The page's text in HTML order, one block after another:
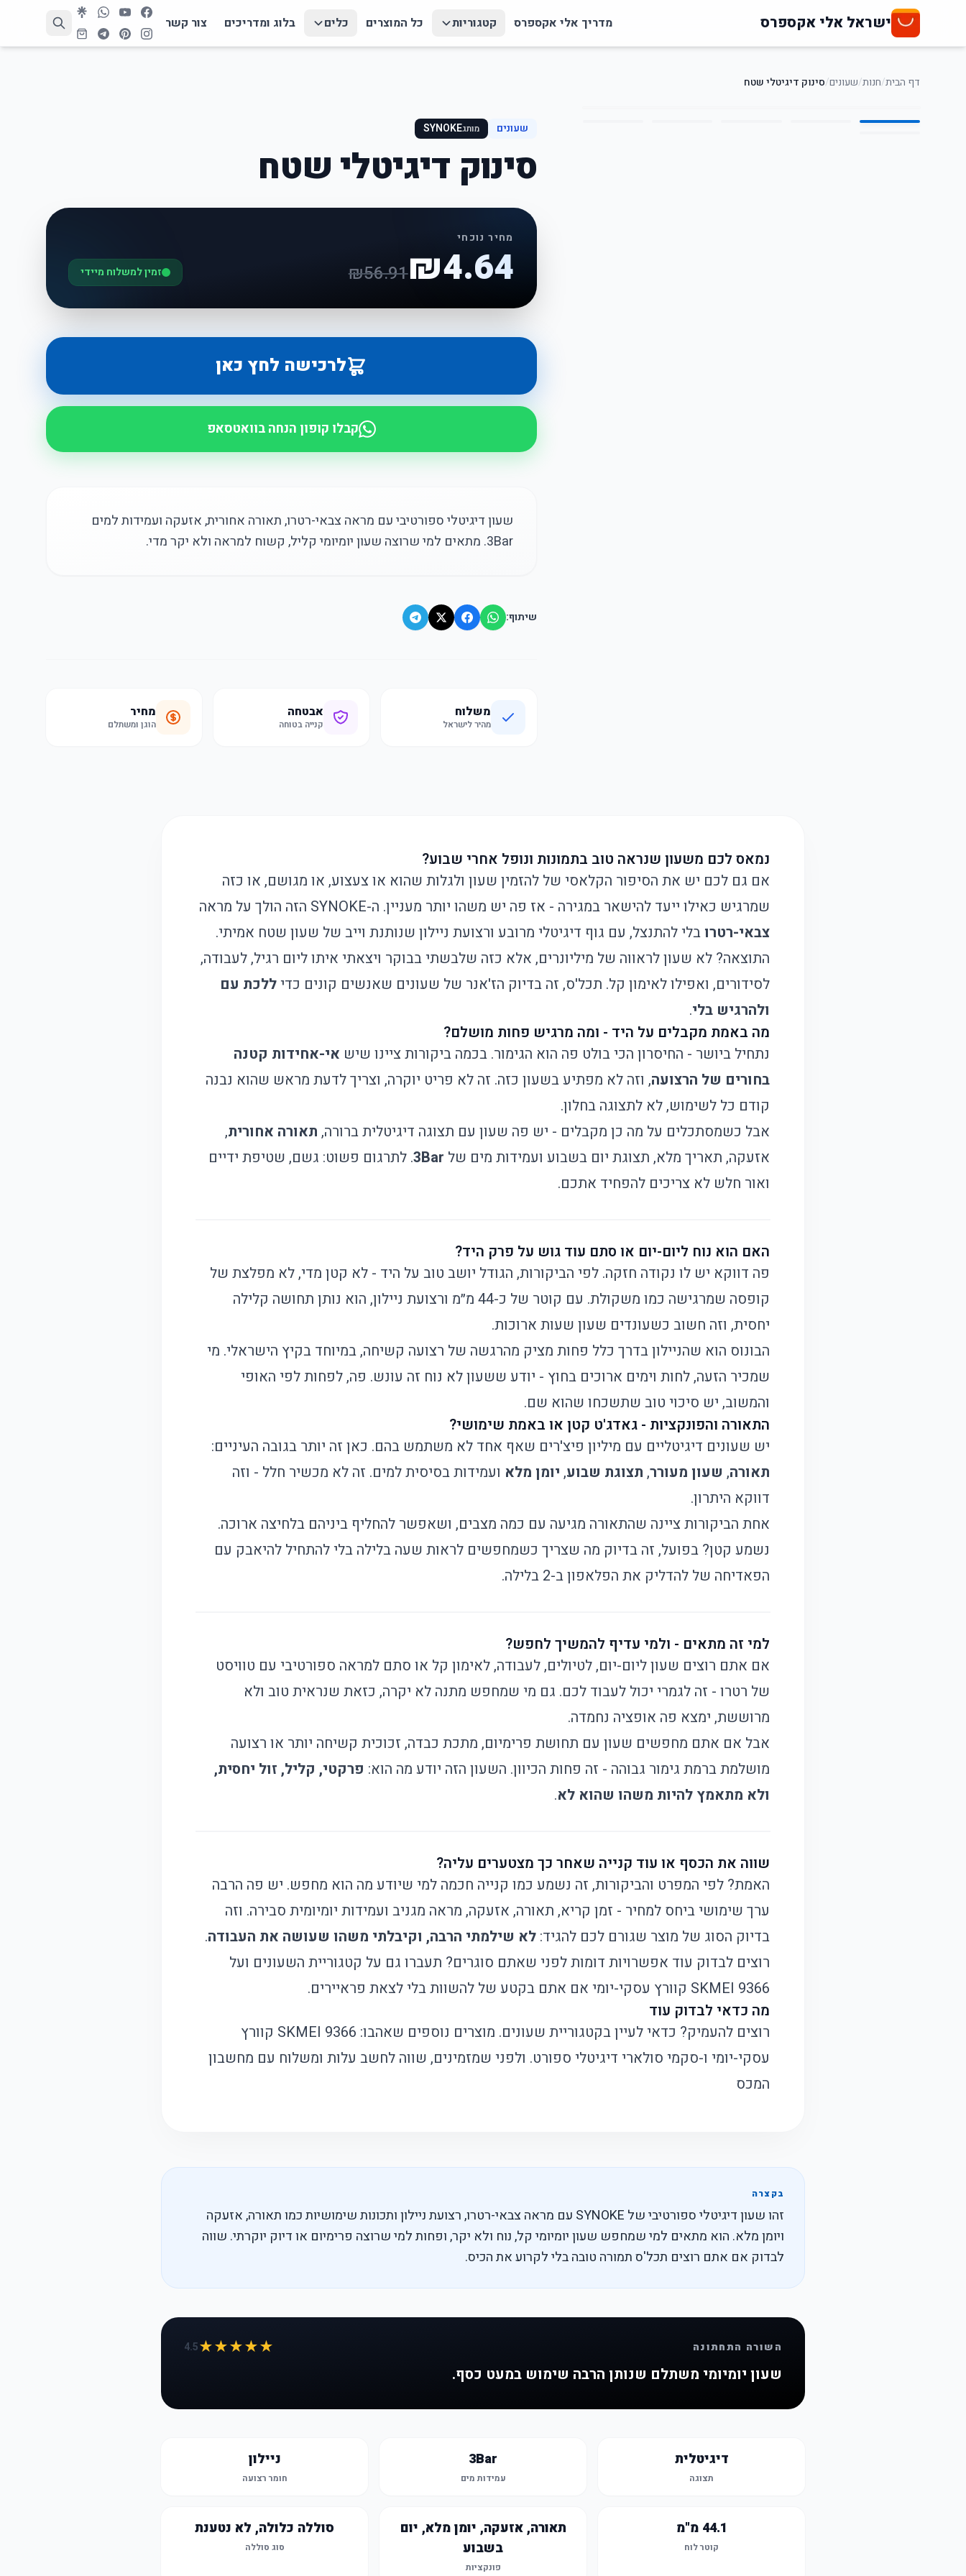
ישראל אלי אקספרס מדריך אלי אקספרס קטגוריות כל המוצרים כלים בלוג ומדריכים צור קשר
דף הבית/חנות/שעונים/סינוק דיגיטלי שטח
1
/
6
שעונים מותגSYNOKE
סינוק דיגיטלי שטח
מחיר נוכחי
₪4.64
₪56.91 זמין למשלוח מיידי
לרכישה לחץ כאן
קבלו קופון הנחה בוואטסאפ
שעון דיגיטלי ספורטיבי עם מראה צבאי-רטרו, תאורה אחורית, אזעקה ועמידות למים
3Bar. מתאים למי שרוצה שעון יומיומי קליל, קשוח למראה ולא יקר מדי.
שיתוף:
משלוח
מהיר לישראל
אבטחה
קנייה בטוחה
מחיר
הוגן ומשתלם
נמאס לכם משעון שנראה טוב בתמונות ונופל אחרי שבוע?
אם גם לכם יש את הסיפור הקלאסי של להזמין שעון ולגלות שהוא או צעצוע, או מגושם, או כזה
שמרגיש כאילו ייעד להישאר במגירה - אז פה יש משהו יותר מעניין. ה-SYNOKE הזה הולך על מראה
צבאי-רטרו בלי להתנצל, עם גוף דיגיטלי מרובע ורצועת ניילון שנותנת וייב של שעון שטח אמיתי.
התוצאה? לא שעון לראווה של מיליונרים, אלא כזה שלבשתי בבוקר ויצאתי איתו ליום רגיל, לעבודה,
לסידורים, ואפילו לאימון קל. תכל'ס, זה בדיוק הז'אנר של שעונים שאנשים קונים כדי ללכת עם
ולהרגיש בלי.
מה באמת מקבלים על היד - ומה מרגיש פחות מושלם?
נתחיל ביושר - החיסרון הכי בולט פה הוא הגימור. בכמה ביקורות ציינו שיש אי-אחידות קטנה
בחורים של הרצועה, וזה לא מפתיע בשעון כזה. זה לא פריט יוקרה, וצריך לדעת מראש שהוא נבנה
קודם כל לשימוש, לא לתצוגה בחלון.
אבל כשמסתכלים על מה כן מקבלים - יש פה שעון עם תצוגה דיגיטלית ברורה, תאורה אחורית,
אזעקה, תאריך מלא, תצוגת יום בשבוע ועמידות מים של 3Bar. לתרגום פשוט: גשם, שטיפת ידיים
ואור חלש לא צריכים להפחיד אתכם.
האם הוא נוח ליום-יום או סתם עוד גוש על פרק היד?
פה דווקא יש לו נקודה חזקה. לפי הביקורות, הגודל יושב טוב על היד - לא קטן מדי, לא מפלצת של
קופסה שמרגישה כמו משקולת. עם קוטר של כ-44 מ״מ ורצועת ניילון, הוא נותן תחושה קלילה
יחסית, וזה חשוב כשעונדים שעון שעות ארוכות.
הבונוס הוא שהניילון בדרך כלל פחות מציק מהרגשה של רצועה קשיחה, במיוחד בקיץ הישראלי. מי
שמכיר הזעה, לחות וימים ארוכים בחוץ - יודע ששעון לא נוח זה עונש. פה, לפחות לפי האופי
והמשוב, יש סיכוי טוב שתשכחו שהוא שם.
התאורה והפונקציות - גאדג'ט קטן או באמת שימושי?
יש שעונים דיגיטליים עם מיליון פיצ'רים שאף אחד לא משתמש בהם. כאן זה יותר בגובה העיניים:
תאורה, שעון מעורר, תצוגת שבוע, יומן מלא ועמידות בסיסית למים. זה לא מכשיר חלל - וזה
דווקא היתרון.
אחת הביקורות ציינה שהתאורה מגיעה עם כמה מצבים, ושאפשר להחליף ביניהם בלחיצה ארוכה.
נשמע קטן? בפועל, זה בדיוק מה שצריך כשמחפשים לראות שעה בלילה בלי להתחיל להיאבק עם
הפאדיחה של להדליק את הפלאפון ב-2 בלילה.
למי זה מתאים - ולמי עדיף להמשיך לחפש?
אם אתם רוצים שעון ליום-יום, לטיולים, לעבודה, לאימון קל או סתם למראה ספורטיבי עם טוויסט
של רטרו - זה לגמרי יכול לעבוד לכם. גם מי שמחפש מתנה לא יקרה, כזאת שנראית טוב ולא
מרוששת, ימצא פה אופציה נחמדה.
אבל אם אתם מחפשים שעון עם תחושת פרימיום, מתכת כבדה, זכוכית קשיחה יותר או רצועה
מושלמת ברמת גימור גבוהה - זה פחות הכיוון. השעון הזה יודע מה הוא: פרקטי, קליל, זול יחסית,
ולא מתאמץ להיות משהו שהוא לא.
שווה את הכסף או עוד קנייה שאחר כך מצטערים עליה?
האמת? לפי המפרט והביקורות, זה נשמע כמו קנייה חכמה למי שיודע מה הוא מחפש. יש פה הרבה
ערך שימושי ביחס למחיר - זמן קריא, תאורה, אזעקה, מראה מגניב ועמידות יומיומית סבירה. וזה
בדיוק הסוג של מוצר שגורם לכם להגיד: לא שילמתי הרבה, וקיבלתי משהו שעושה את העבודה.
רוצים לבדוק עוד אפשרויות דומות לפני שאתם סוגרים? תעברו גם על קטגוריית השעונים ועל
SKMEI 9366 קוורץ עסקי-יומי
אם אתם בקטע של להשוות בלי לצאת פראיירים.
מה כדאי לבדוק עוד
רוצים להעמיק? כדאי לעיין בקטגוריית שעונים. מוצרים נוספים שאהבו:
SKMEI 9366 קוורץ
עסקי-יומי ו-סקמי סולארי דיגיטלי ספורט. ולפני שמזמינים, שווה לחשב עלות ומשלוח עם מחשבון
המכס
בקצרה
זהו שעון דיגיטלי ספורטיבי של SYNOKE עם מראה צבאי-רטרו, רצועת ניילון ותכונות שימושיות כמו תאורה, אזעקה
ויומן מלא. הוא מתאים למי שמחפש שעון יומיומי קל, נוח ולא יקר, ופחות למי שרוצה פרימיום או דיוק יוקרתי. שווה
לבדוק אם אתם רוצים תכל'ס תמורה טובה בלי לקרוע את הכיס.
השורה התחתונה ★★★★★
4.5
שעון יומיומי משתלם שנותן הרבה שימוש במעט כסף.
דיגיטלית
תצוגה
3Bar
עמידות מים
ניילון
חומר רצועה
44.1 מ"מ
קוטר לוח
תאורה, אזעקה, יומן מלא, יום
בשבוע
פונקציות
סוללה כלולה, לא נטענת
סוג סוללה